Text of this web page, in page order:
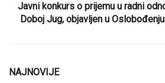
Javni konkurs o prijemu u radni
Doboj Jug, objavljen u
NAJNOVIJE